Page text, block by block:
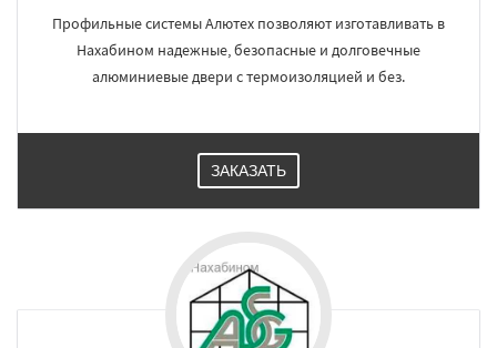
Профильные системы Алютех позволяют изготавливать в
Нахабином надежные, безопасные и долговечные
алюминиевые двери с термоизоляцией и без.
ЗАКАЗАТЬ